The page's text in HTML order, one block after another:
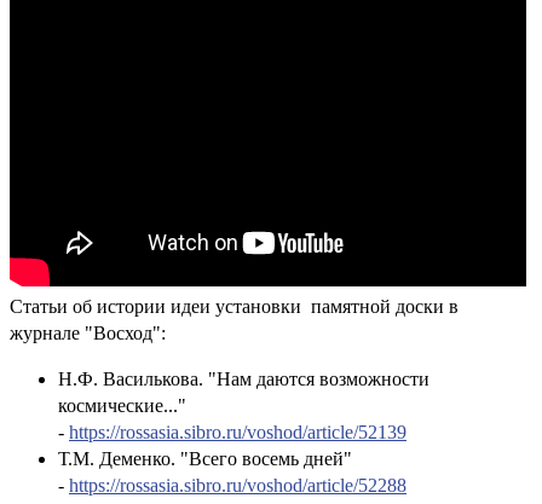
Статьи об истории идеи установки памятной доски в
журнале "Восход":
Н.Ф. Василькова. "Нам даются возможности
космические..."
- https://rossasia.sibro.ru/voshod/article/52139
Т.М. Деменко. "Всего восемь дней"
- https://rossasia.sibro.ru/voshod/article/52288